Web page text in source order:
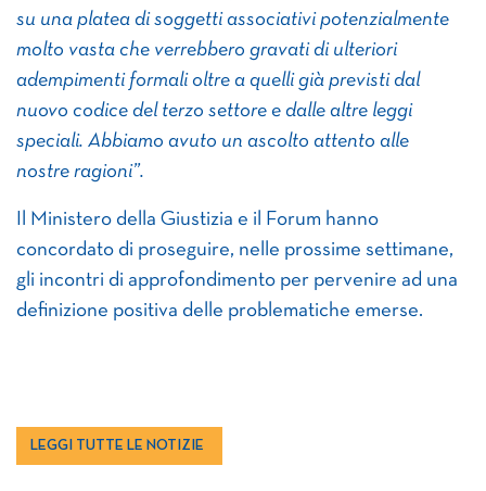
su una platea di soggetti associativi potenzialmente
molto vasta che verrebbero gravati di ulteriori
adempimenti formali oltre a quelli già previsti dal
nuovo codice del terzo settore e dalle altre leggi
speciali. Abbiamo avuto un ascolto attento alle
nostre ragioni”.
Il Ministero della Giustizia e il Forum hanno
concordato di proseguire, nelle prossime settimane,
gli incontri di approfondimento per pervenire ad una
definizione positiva delle problematiche emerse.
LEGGI TUTTE LE NOTIZIE